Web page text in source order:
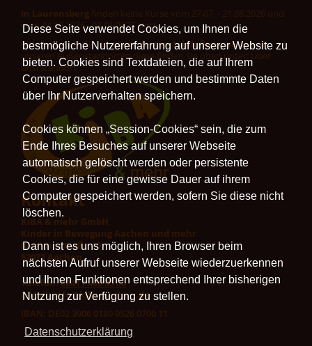
Diese Seite verwendet Cookies, um Ihnen die
bestmögliche Nutzererfahrung auf unserer Website zu
bieten. Cookies sind Textdateien, die auf Ihrem
Computer gespeichert werden und bestimmte Daten
über Ihr Nutzerverhalten speichern.
Cookies können „Session-Cookies“ sein, die zum
Ende Ihres Besuches auf unserer Webseite
automatisch gelöscht werden oder persistente
Cookies, die für eine gewisse Dauer auf ihrem
Computer gespeichert werden, sofern Sie diese nicht
löschen.
Dann ist es uns möglich, Ihren Browser beim
nächsten Aufruf unserer Webseite wiederzuerkennen
und Ihnen Funktionen entsprechend Ihrer bisherigen
Nutzung zur Verfügung zu stellen.
Datenschutzerklärung
In Laurensberg finden keine Kurse vom 27.07. - 21.08.2026 und
vom 24.12.2026 - 03.01.2027 statt.
Bitte beachten Sie diegesonderten Schließungszeitenan
unseren Außenstandorten diese finden Sie oben unter: Über
uns/Standort
Kontakt
KiBA & mehr GmbH
Kinder in Bewegung Aachen und mehr
Rathausstraße 10
52072 Aachen
Telefon:0241 / 400 95 00
E-Mail:info@kiba-aachen.de
IBAN: DE02 3906 0180 0526 0700 11